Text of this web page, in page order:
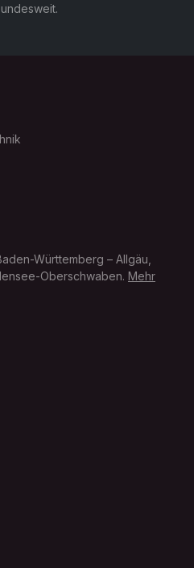
Württemberg – Allgäu,
Oberschwaben. Mehr